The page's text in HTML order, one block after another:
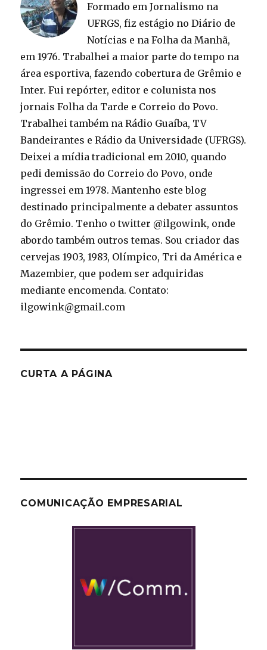
Formado em Jornalismo na
UFRGS, fiz estágio no Diário de
Notícias e na Folha da Manhã,
em 1976. Trabalhei a maior parte do tempo na
área esportiva, fazendo cobertura de Grêmio e
Inter. Fui repórter, editor e colunista nos
jornais Folha da Tarde e Correio do Povo.
Trabalhei também na Rádio Guaíba, TV
Bandeirantes e Rádio da Universidade (UFRGS).
Deixei a mídia tradicional em 2010, quando
pedi demissão do Correio do Povo, onde
ingressei em 1978. Mantenho este blog
destinado principalmente a debater assuntos
do Grêmio. Tenho o twitter @ilgowink, onde
abordo também outros temas. Sou criador das
cervejas 1903, 1983, Olímpico, Tri da América e
Mazembier, que podem ser adquiridas
mediante encomenda. Contato:
ilgowink@gmail.com
CURTA A PÁGINA
COMUNICAÇÃO EMPRESARIAL